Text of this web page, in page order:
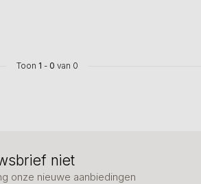
Toon 1 - 0 van 0
niet
onze nieuwe aanbiedingen